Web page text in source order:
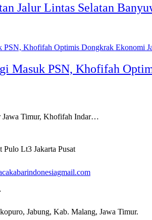
Jalur Lintas Selatan
Masuk PSN, Khofifah
Jawa Timur, Khofifah Indar…
Pulo Lt3 Jakarta Pusat
Jabung, Kab. Malang, Jawa Timur.